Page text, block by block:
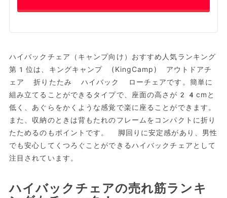
ハイバックチェア（キャンプ向け）おすすめ人気ランキング
第1位は、キングキャンプ (KingCamp) アウトドアチ
ェア 折りたたみ ハイバック ローチェアです。簡単に
組み立てることができるタイプで、座面の高さが24cmと
低く、あぐらをかくような感覚で楽に座ることができます。
また、収納のときは背もたれのフレームをコンパクトに折り
たためるのもポイントです。 脚回りに安定感があり、男性
でも安心してくつろぐことができるハイバックチェアとして
注目されています。
ハイバックチェアの売れ筋ランキ